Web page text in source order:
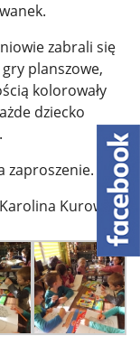
zabrali się
planszowe,
kolorowały
dziecko
zaproszenie.
Karolina Kurowska